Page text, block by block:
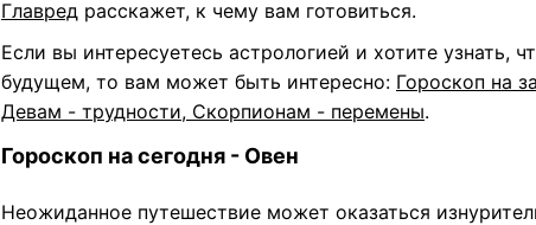
Главред расскажет, к чему вам готовиться.
Если вы интересуетесь астрологией и хотите узнать,
будущем, то вам может быть интересно: Гороскоп на
Девам - трудности, Скорпионам - перемены.
Гороскоп на сегодня - Овен
Неожиданное путешествие может оказаться